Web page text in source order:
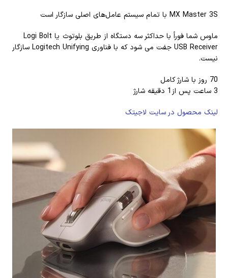
MX Master 3S با تمام سیستم عامل‌های اصلی سازگار است
ماوس شما فوراً با حداکثر سه دستگاه از طریق بلوتوث یا Logi Bolt
USB Receiver جفت می شود که با فناوری Logitech Unifying سازگار
نیست.
70 روز با شارژ کامل
3 ساعت پس از 1 دقیقه شارژ
لینک محصول در سایت لاجیتک